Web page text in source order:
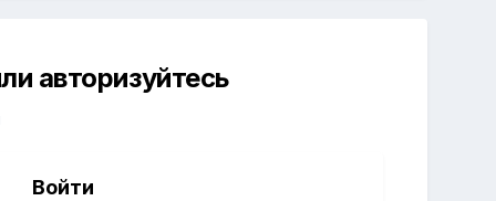
авторизуйтесь
Войти